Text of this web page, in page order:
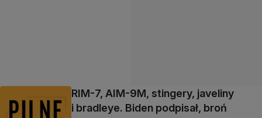
RIM-7, AIM-9M, stingery, javeliny
i bradleye. Biden podpisał, broń